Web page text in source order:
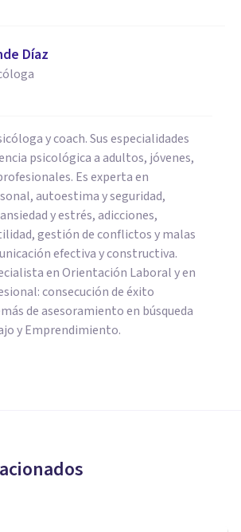
Díaz
y coach. Sus especialidades
psicológica a adultos, jóvenes,
Es experta en
autoestima y seguridad,
y estrés, adicciones,
gestión de conflictos y malas
efectiva y constructiva.
en Orientación Laboral y en
consecución de éxito
de asesoramiento en búsqueda
y Emprendimiento.